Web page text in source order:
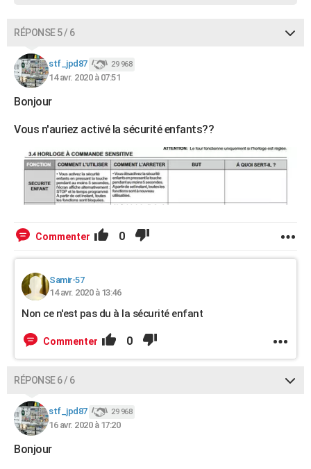
RÉPONSE 5 / 6
stf_jpd87 29 968
14 avr. 2020 à 07:51
Bonjour
Vous n'auriez activé la sécurité enfants??
Commenter 0
Samir-57
14 avr. 2020 à 13:46
Non ce n'est pas du à la sécurité enfant
Commenter 0
RÉPONSE 6 / 6
stf_jpd87 29 968
16 avr. 2020 à 17:20
Bonjour